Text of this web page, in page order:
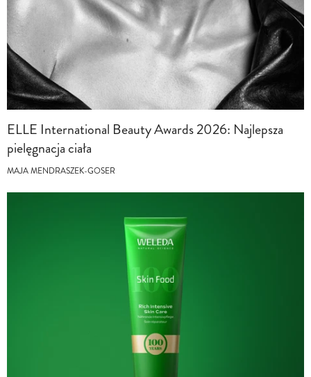
ELLE International Beauty Awards 2026: Najlepsza
pielęgnacja ciała
MAJA MENDRASZEK-GOSER